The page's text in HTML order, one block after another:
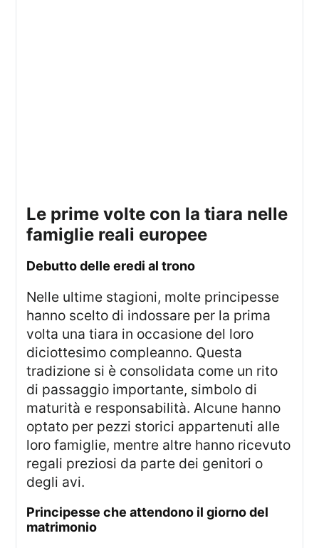
le prime volte con la tiara nelle
famiglie reali europee
debutto delle eredi al trono
Nelle ultime stagioni, molte principesse
hanno scelto di indossare per la prima
volta una tiara in occasione del loro
diciottesimo compleanno. Questa
tradizione si è consolidata come un rito
di passaggio importante, simbolo di
maturità e responsabilità. Alcune hanno
optato per pezzi storici appartenuti alle
loro famiglie, mentre altre hanno ricevuto
regali preziosi da parte dei genitori o
degli avi.
principesse che attendono il giorno del
matrimonio